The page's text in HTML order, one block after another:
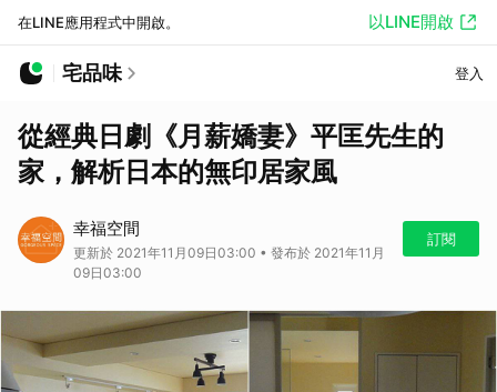
在LINE應用程式中開啟。 以LINE開啟
宅品味 登入
從經典日劇《月薪嬌妻》平匡先生的
家，解析日本的無印居家風
幸福空間
更新於 2021年11月09日03:00 • 發布於 2021年11月
09日03:00
訂閱